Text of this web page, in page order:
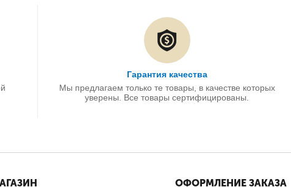
Гарантия качества
Мы предлагаем только те товары, в качестве которых
уверены. Все товары сертифицированы.
ОФОРМЛЕНИЕ ЗАКАЗА